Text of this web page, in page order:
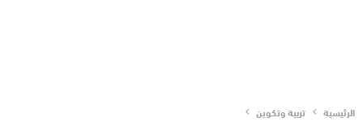
الرئيسية تربية وتكوين